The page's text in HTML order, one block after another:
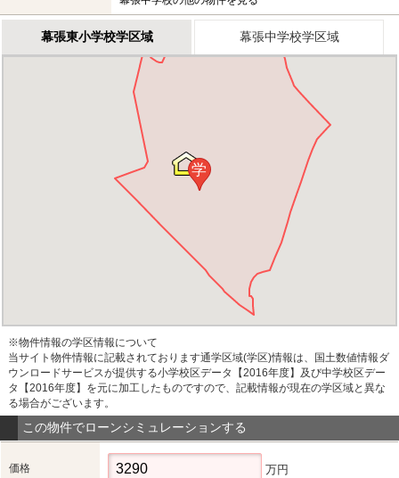
幕張東小学校学区域 幕張中学校学区域
学
※物件情報の学区情報について
当サイト物件情報に記載されております通学区域(学区)情報は、国土数値情報ダ
ウンロードサービスが提供する小学校区データ【2016年度】及び中学校区デー
タ【2016年度】を元に加工したものですので、記載情報が現在の学区域と異な
る場合がございます。
この物件でローンシミュレーションする
価格 万円